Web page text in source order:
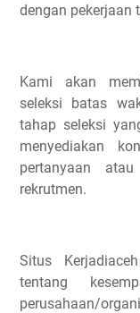
dengan pekerjaan
Kami akan
seleksi batas
tahap seleksi
menyediakan
pertanyaan
rekrutmen.
Situs
tentang
perusahaan/